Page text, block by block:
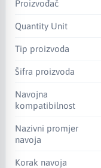
Proizvođač
Quantity Unit
Tip proizvoda
Šifra proizvoda
Navojna
kompatibilnost
Nazivni promjer
navoja
Korak navoja